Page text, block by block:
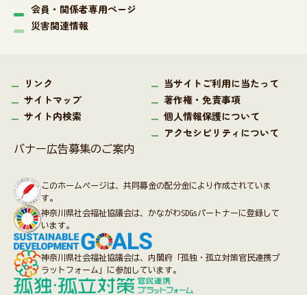
会員・関係者専用ページ
災害関連情報
リンク
サイトマップ
サイト内検索
当サイトご利用に当たって
著作権・免責事項
個人情報保護について
アクセシビリティについて
バナー広告募集のご案内
このホームページは、共同募金の配分金により作成されていま
す。
神奈川県社会福祉協議会は、かながわSDGsパートナーに登録して
います。
神奈川県社会福祉協議会は、内閣府「孤独・孤立対策官民連携プ
ラットフォーム」に参加しています。